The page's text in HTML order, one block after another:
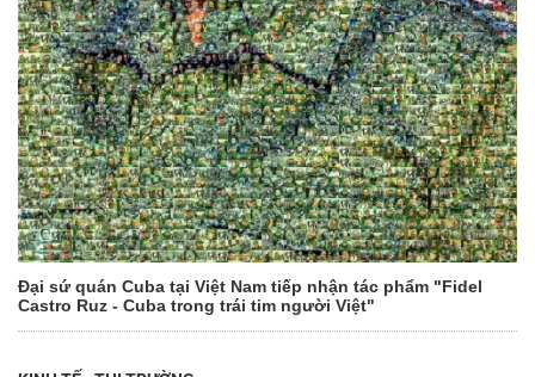
Đại sứ quán Cuba tại Việt Nam tiếp nhận tác phẩm "Fidel
Castro Ruz - Cuba trong trái tim người Việt"